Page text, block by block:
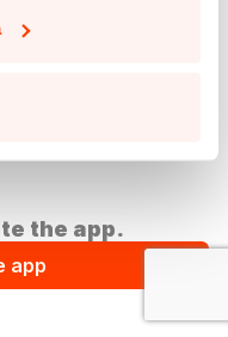
in qualsiasi
the app.
app